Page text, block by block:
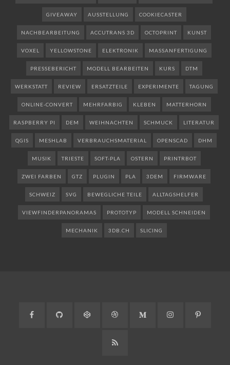
GIVEAWAY AUSSTELLUNG COOKIECASTER
NACHBEARBEITUNG ACCUTRANS 3D OCTOPRINT KUNST
VOXEL YELLOWSTONE ELEKTRONIK MASSANFERTIGUNG
PRESSEBERICHT MODELL BEARBEITEN KURS DTM
WERKSTATT REVIEW ERSATZTEILE EXPERIMENTE TAGUNG
ONLINE-CONVERT MEHRFARBIG KLEBEN MATTERHORN
RASPBERRY PI DEM WEIHNACHTEN SCHMUCK LITERATUR
QGIS MESHLAB VERBRAUCHSMATERIAL OPENSCAD DHM
MUSIK TRIESTE SOFT-PLA OSTERN PRINTRBOT
ZWEI FARBEN GTZ PLUGIN PLA 3DEM FIRMWARE
SCHWEIZ SVG BEWEGLICHE TEILE ALLTAGSHELFER
VIEWFINDERPANORAMAS PROTOTYP MODELL SCHNEIDEN
MECHANIK 3DB.CH SLICING
Facebook GitHub CodePen DribbbleMedium Instagram
RSS